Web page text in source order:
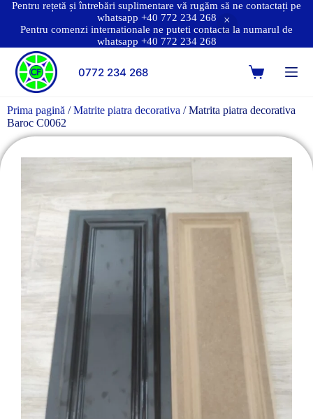
Pentru rețetă și întrebări suplimentare vă rugăm să ne contactați pe
whatsapp +40 772 234 268
Pentru comenzi internationale ne puteti contacta la numarul de
whatsapp +40 772 234 268
0772 234 268
Prima pagină /Matrite piatra decorativa / Matrita piatra decorativa
Baroc C0062